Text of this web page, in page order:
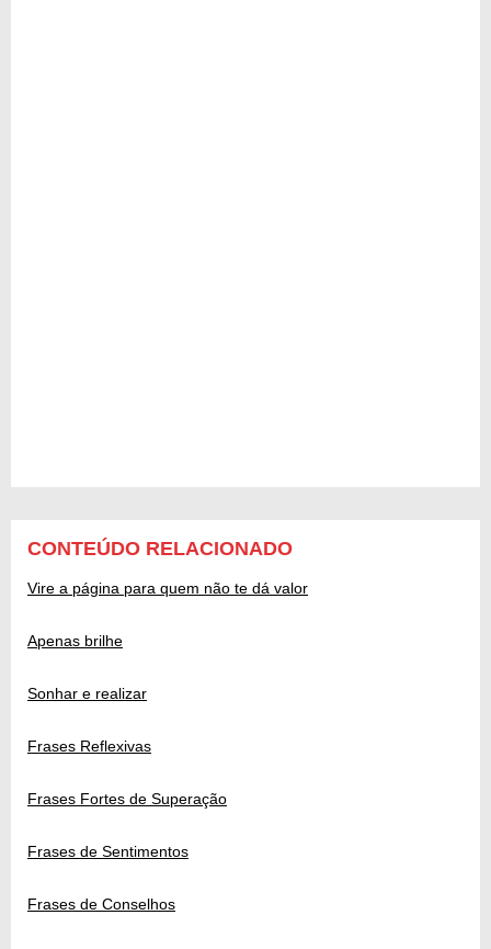
CONTEÚDO RELACIONADO
Vire a página para quem não te dá valor
Apenas brilhe
Sonhar e realizar
Frases Reflexivas
Frases Fortes de Superação
Frases de Sentimentos
Frases de Conselhos